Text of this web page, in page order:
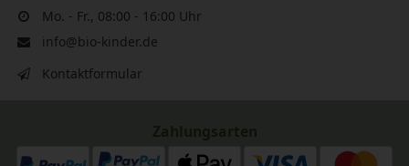
Mo. - Fr., 08:00 - 16:00 Uhr
info@bio-kinder.de
Kontaktformular
Zahlungsarten